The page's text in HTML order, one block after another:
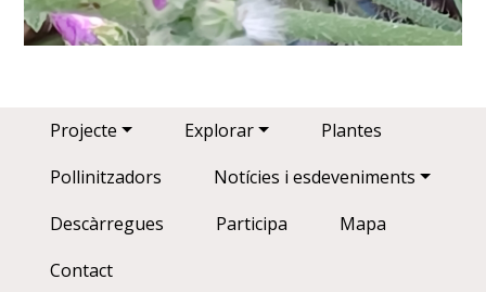
Main navigation
Projecte Explorar
Plantes
Pollinitzadors
Notícies i esdeveniments
Descàrregues
Participa
Mapa
Contact